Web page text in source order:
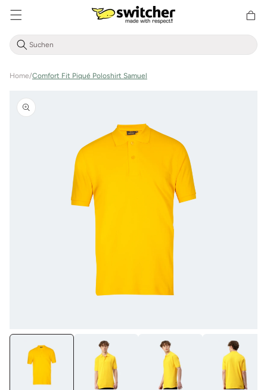
Home/Comfort Fit Piqué Poloshirt Samuel
Produktinformationen
springen
Medien
Modal